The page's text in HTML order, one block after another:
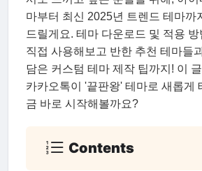
마부터 최신 2025년 트렌드 테마까
드릴게요. 테마 다운로드 및 적용
직접 사용해보고 반한 추천 테마들
담은 커스텀 테마 제작 팁까지! 이
카카오톡이 '끝판왕' 테마로 새롭게
금 바로 시작해볼까요?
Contents